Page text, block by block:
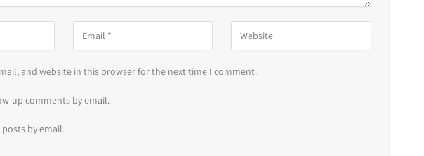
and website in this browser for the next time I comment.
up comments by email.
by email.